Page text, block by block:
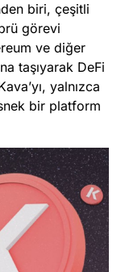
biri, çeşitli
görevi
ve diğer
taşıyarak DeFi
yalnızca
bir platform